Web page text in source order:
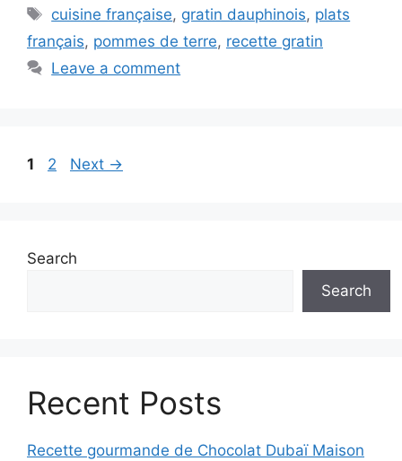
Tags
cuisine française, gratin dauphinois, plats
français, pommes de terre, recette gratin
Leave a comment
Page
1 Page
2 Next →
Search
Search
Recent Posts
Recette gourmande de Chocolat Dubaï Maison